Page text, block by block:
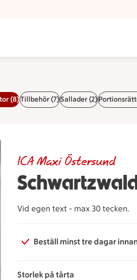
(8)Tillbehör (7)Sallader (2)
ICA Maxi Östersund
Vid egen text - max 30 tecken.
Beställ minst tre dagar
Storlek på tårta